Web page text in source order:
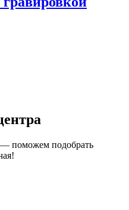
— поможем подобрать